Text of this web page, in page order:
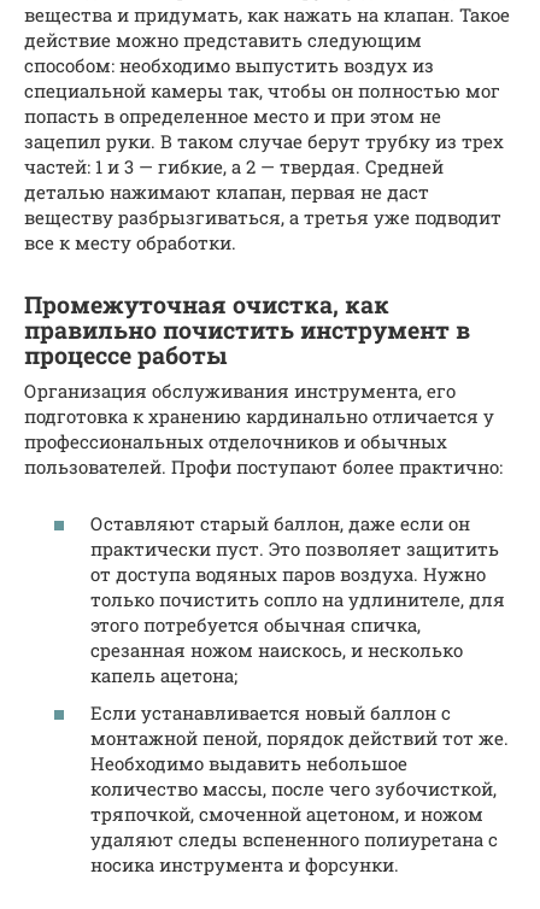
вещества и придумать, как нажать на клапан. Такое
действие можно представить следующим
способом: необходимо выпустить воздух из
специальной камеры так, чтобы он полностью мог
попасть в определенное место и при этом не
зацепил руки. В таком случае берут трубку из трех
частей: 1 и 3 — гибкие, а 2 — твердая. Средней
деталью нажимают клапан, первая не даст
веществу разбрызгиваться, а третья уже подводит
все к месту обработки.
Промежуточная очистка, как
правильно почистить инструмент в
процессе работы
Организация обслуживания инструмента, его
подготовка к хранению кардинально отличается у
профессиональных отделочников и обычных
пользователей. Профи поступают более практично:
Оставляют старый баллон, даже если он
практически пуст. Это позволяет защитить
от доступа водяных паров воздуха. Нужно
только почистить сопло на удлинителе, для
этого потребуется обычная спичка,
срезанная ножом наискось, и несколько
капель ацетона;
Если устанавливается новый баллон с
монтажной пеной, порядок действий тот же.
Необходимо выдавить небольшое
количество массы, после чего зубочисткой,
тряпочкой, смоченной ацетоном, и ножом
удаляют следы вспененного полиуретана с
носика инструмента и форсунки.